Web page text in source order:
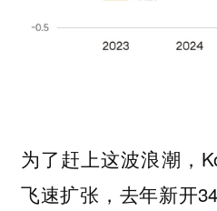
为了赶上这波浪潮，
飞速扩张，去年新开